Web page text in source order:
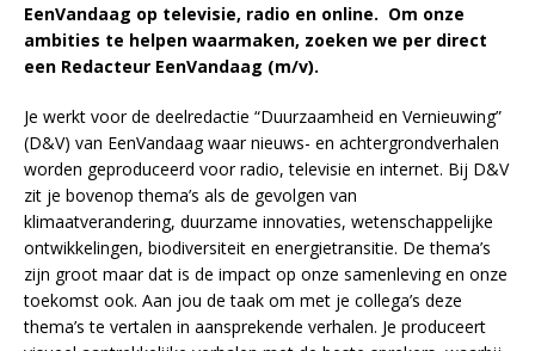
EenVandaag op televisie, radio en online. Om onze
ambities te helpen waarmaken, zoeken we per direct
een Redacteur EenVandaag (m/v).
Je werkt voor de deelredactie “Duurzaamheid en Vernieuwing”
(D&V) van EenVandaag waar nieuws- en achtergrondverhalen
worden geproduceerd voor radio, televisie en internet. Bij D&V
zit je bovenop thema’s als de gevolgen van
klimaatverandering, duurzame innovaties, wetenschappelijke
ontwikkelingen, biodiversiteit en energietransitie. De thema’s
zijn groot maar dat is de impact op onze samenleving en onze
toekomst ook. Aan jou de taak om met je collega’s deze
thema’s te vertalen in aansprekende verhalen. Je produceert